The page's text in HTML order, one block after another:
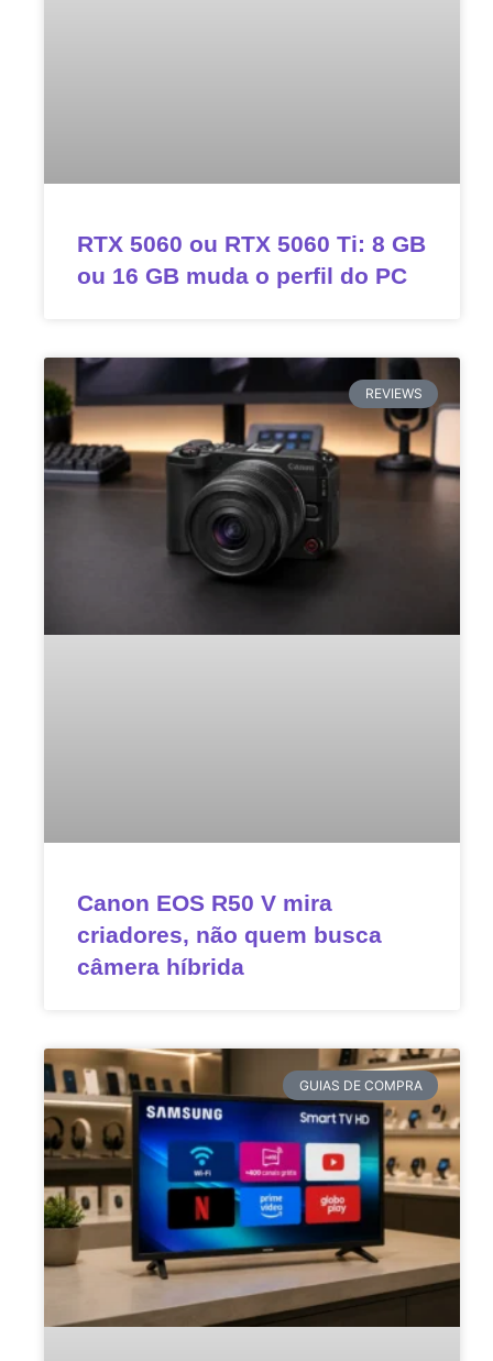
RTX 5060 ou RTX 5060 Ti: 8 GB
ou 16 GB muda o perfil do PC
REVIEWS
Canon EOS R50 V mira
criadores, não quem busca
câmera híbrida
GUIAS DE COMPRA